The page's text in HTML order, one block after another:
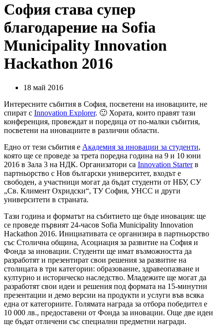
София става супер
благодарение на Sofia
Municipality Innovation
Hackathon 2016
18 май 2016
Интересните събития в София, посветени на иновациите, не
спират с Innovation Explorer. 🙂 Хората, които правят тази
конференция, провеждат и поредица от по-малки събития,
посветени на иновациите в различни области.
Едно от тези събития е Академия за иновации за студенти,
която ще се проведе за трета поредна година на 9 и 10 юни
2016 в Зала 3 на НДК. Организатори са Innovation Starterв
партньорство с Нов български университет, входът е
свободен, а участници могат да бъдат студенти от НБУ, СУ
„Св. Климент Охридски“, ТУ София, УНСС и други
университети в страната.
Тази година и форматът на събитието ще бъде иновация: ще
се проведе първият 24-часов Sofia Municipality Innovation
Hackathon 2016. Инициативата се организира в партньорство
със Столична община, Асоциация за развитие на София и
Фонда за иновации. Студенти ще имат възможността да
разработят и презентират свои решения за развитие на
столицата в три категории: образование, здравеопазване и
културно и историческо наследство. Младежите ще могат да
разработят свои идеи и решения под формата на 15-минутни
презентации и демо версии на продукти и услуги във всяка
една от категориите. Голямата награда за отбора победител е
10 000 лв., предоставени от Фонда за иновации. Още две идеи
ще бъдат отличени със специални предметни награди.